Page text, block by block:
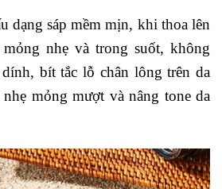
dạng sáp mềm mịn, khi thoa lên
nhẹ và trong suốt, không
bít tắc lỗ chân lông trên da
mỏng mượt và nâng tone da